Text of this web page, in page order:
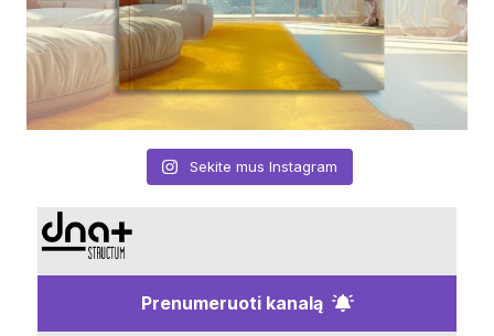
Sekite mus Instagram
Prenumeruoti kanalą